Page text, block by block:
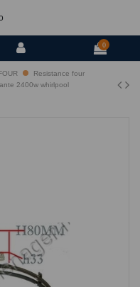
0
Resistance four
2400w whirlpool